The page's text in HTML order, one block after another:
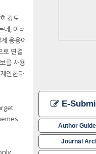
E-
Author
Journal
강도
, 이러
응용에
로 연결
를 사용
안한다.